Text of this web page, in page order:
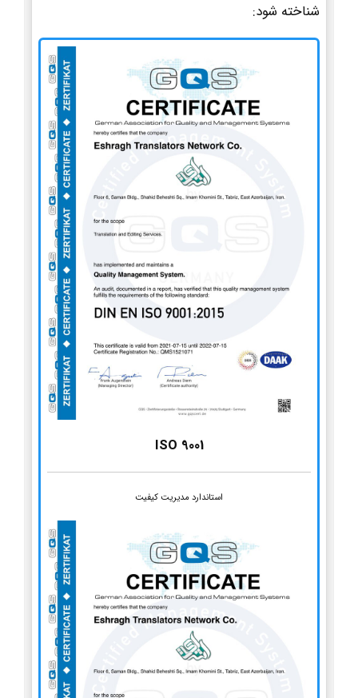
شناخته شود:
ISO 9001
استاندارد مدیریت کیفیت